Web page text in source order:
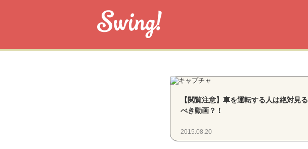
【閲覧注意】車を運転する人は絶対見る
べき動画？！
2015.08.20